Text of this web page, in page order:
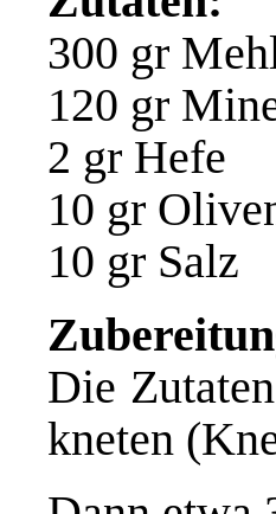
300 gr
120 gr
2 gr Hefe
10 gr
10 gr Salz
Die
kneten